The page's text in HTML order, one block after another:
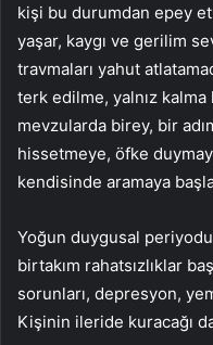
kişi bu durumdan epey
yaşar, kaygı ve gerilim
travmaları yahut
terk edilme, yalnız
mevzularda birey, bir
hissetmeye, öfke
kendisinde aramaya
Yoğun duygusal
birtakım rahatsızlıklar
sorunları, depresyon,
Kişinin ileride kuracağı